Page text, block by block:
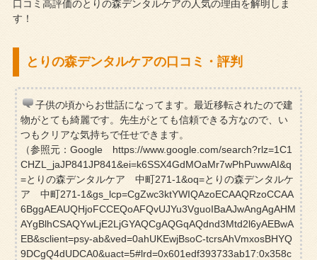
口コミ高評価のとりの森デンタルケアの人気の理由を解明しま
す！
とりの森デンタルケアの口コミ・評判
子供の頃からお世話になってます。最近移転されたので建
物がとても綺麗です。先生がとても信頼できる方なので、い
つもクリアな気持ちで任せできます。
（参照元：Google https://www.google.com/search?rlz=1C1
CHZL_jaJP841JP841&ei=k6SSX4GdMOaMr7wPhPuwwAI&q
=とりの森デンタルケア 中町271-1&oq=とりの森デンタルケ
ア 中町271-1&gs_lcp=CgZwc3ktYWIQAzoECAAQRzoCCAA
6BggAEAUQHjoFCCEQoAFQvUJYu3VguoIBaAJwAngAgAHM
AYgBlhCSAQYwLjE2LjGYAQCgAQGqAQdnd3Mtd2l6yAEBwA
EB&sclient=psy-ab&ved=0ahUKEwjBsoC-tcrsAhVmxosBHYQ
9DCgQ4dUDCA0&uact=5#lrd=0x601edf393733ab17:0x358c